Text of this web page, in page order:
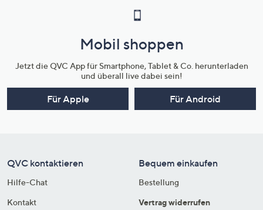
Mobil shoppen
Jetzt die QVC App für Smartphone, Tablet & Co. herunterladen
und überall live dabei sein!
Für Apple Für Android
QVC kontaktieren
Hilfe-Chat
Kontakt
Bequem einkaufen
Bestellung
Vertrag widerrufen